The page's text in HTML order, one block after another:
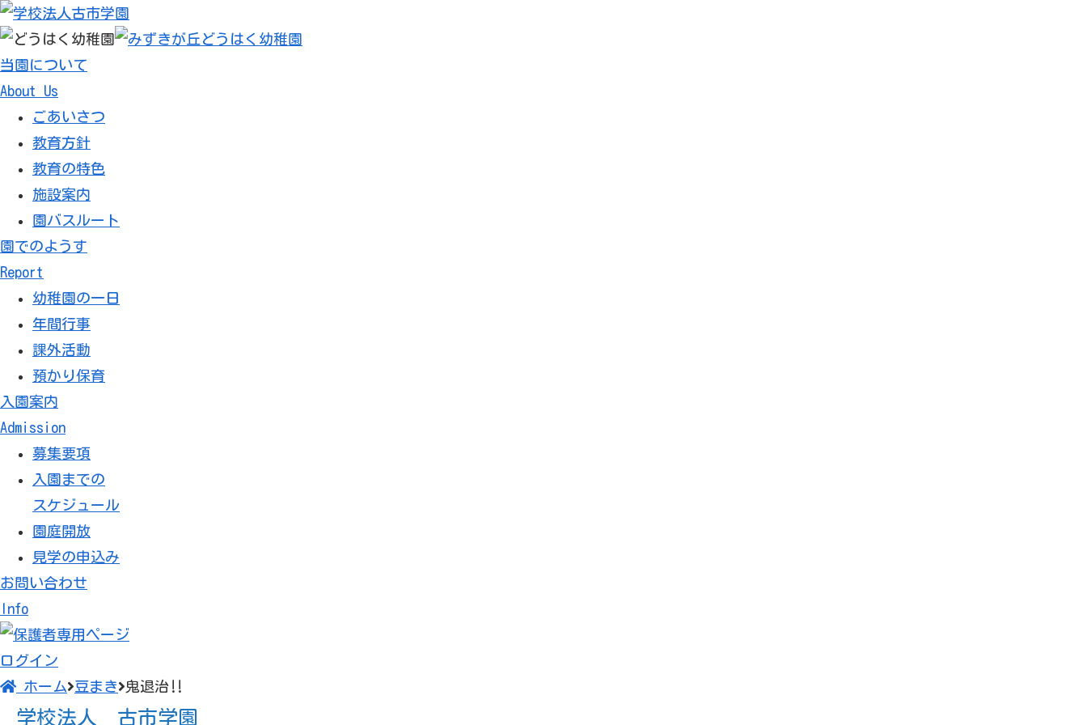
当園について
About Us
ごあいさつ
教育方針
教育の特色
施設案内
園バスルート
園でのようす
Report
幼稚園の一日
年間行事
課外活動
預かり保育
入園案内
Admission
募集要項
入園までの
スケジュール
園庭開放
見学の申込み
お問い合わせ
Info
ログイン
ホーム
豆まき 鬼退治‼️
学校法人 古市学園
鬼退治‼️